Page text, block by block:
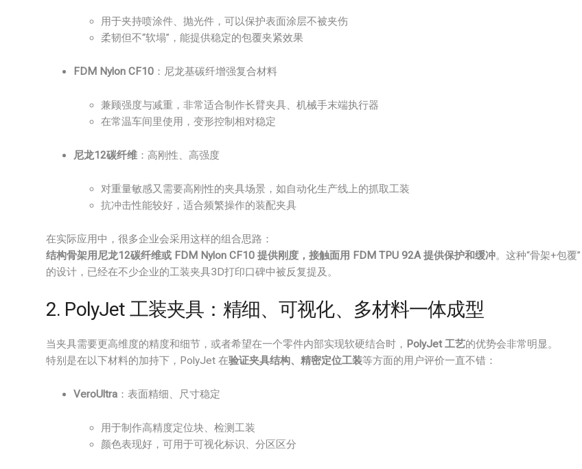
用于夹持喷涂件、抛光件，可以保护表面涂层不被夹伤
柔韧但不“软塌”，能提供稳定的包覆夹紧效果
FDM Nylon CF10 ：尼龙基碳纤增强复合材料
兼顾强度与减重，非常适合制作长臂夹具、机械手末端执行器
在常温车间里使用，变形控制相对稳定
尼龙12碳纤维 ：高刚性、高强度
对重量敏感又需要高刚性的夹具场景，如自动化生产线上的抓取工装
抗冲击性能较好，适合频繁操作的装配夹具
在实际应用中，很多企业会采用这样的组合思路：
结构骨架用尼龙12碳纤维或 FDM Nylon CF10 提供刚度，接触面用 FDM TPU 92A 提供保护和缓冲。这种“骨架+包覆”
的设计，已经在不少企业的工装夹具3D打印口碑中被反复提及。
2. PolyJet 工装夹具：精细、可视化、多材料一体成型
当夹具需要更高维度的精度和细节，或者希望在一个零件内部实现软硬结合时， PolyJet 工艺的优势会非常明显。
特别是在以下材料的加持下，PolyJet 在验证夹具结构、精密定位工装等方面的用户评价一直不错：
VeroUltra ：表面精细、尺寸稳定
用于制作高精度定位块、检测工装
颜色表现好，可用于可视化标识、分区区分